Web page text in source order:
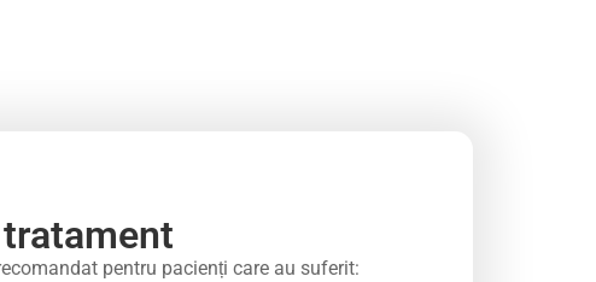
pentru pacienți care au suferit: